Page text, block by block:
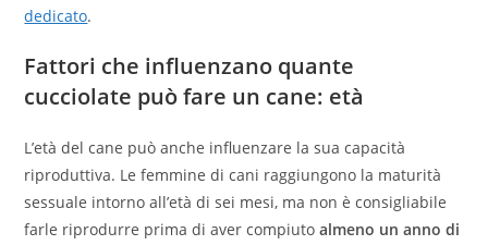
dedicato.
Fattori che influenzano quante
cucciolate può fare un cane: età
L’età del cane può anche influenzare la sua capacità
riproduttiva. Le femmine di cani raggiungono la maturità
sessuale intorno all’età di sei mesi, ma non è consigliabile
farle riprodurre prima di aver compiutoalmeno un anno di